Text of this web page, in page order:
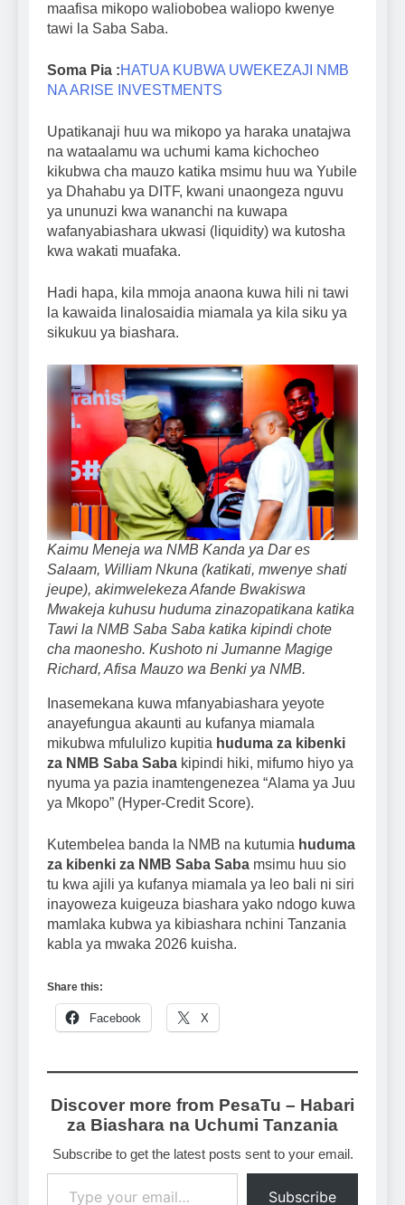
maafisa mikopo waliobobea waliopo kwenye
tawi la Saba Saba.
Soma Pia :HATUA KUBWA UWEKEZAJI NMB
NA ARISE INVESTMENTS
Upatikanaji huu wa mikopo ya haraka unatajwa
na wataalamu wa uchumi kama kichocheo
kikubwa cha mauzo katika msimu huu wa Yubile
ya Dhahabu ya DITF, kwani unaongeza nguvu
ya ununuzi kwa wananchi na kuwapa
wafanyabiashara ukwasi (liquidity) wa kutosha
kwa wakati muafaka.
Hadi hapa, kila mmoja anaona kuwa hili ni tawi
la kawaida linalosaidia miamala ya kila siku ya
sikukuu ya biashara.
Kaimu Meneja wa NMB Kanda ya Dar es
Salaam, William Nkuna (katikati, mwenye shati
jeupe), akimwelekeza Afande Bwakiswa
Mwakeja kuhusu huduma zinazopatikana katika
Tawi la NMB Saba Saba katika kipindi chote
cha maonesho. Kushoto ni Jumanne Magige
Richard, Afisa Mauzo wa Benki ya NMB.
Inasemekana kuwa mfanyabiashara yeyote
anayefungua akaunti au kufanya miamala
mikubwa mfululizo kupitia huduma za kibenki
za NMB Saba Saba kipindi hiki, mifumo hiyo ya
nyuma ya pazia inamtengenezea “Alama ya Juu
ya Mkopo” (Hyper-Credit Score).
Kutembelea banda la NMB na kutumia huduma
za kibenki za NMB Saba Saba msimu huu sio
tu kwa ajili ya kufanya miamala ya leo bali ni siri
inayoweza kuigeuza biashara yako ndogo kuwa
mamlaka kubwa ya kibiashara nchini Tanzania
kabla ya mwaka 2026 kuisha.
Share this:
Facebook X
Discover more from PesaTu – Habari
za Biashara na Uchumi Tanzania
Subscribe to get the latest posts sent to your email.
Type your email…
Subscribe